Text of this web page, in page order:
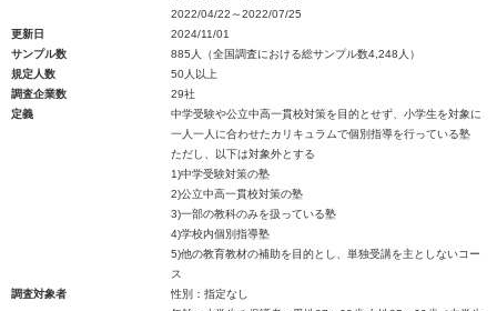
2022/04/22～2022/07/25
更新日
2024/11/01
サンプル数
885人（全国調査における総サンプル数4,248人）
規定人数
50人以上
調査企業数
29社
定義
中学受験や公立中高一貫校対策を目的とせず、小学生を対象に
一人一人に合わせたカリキュラムで個別指導を行っている塾
ただし、以下は対象外とする
1)中学受験対策の塾
2)公立中高一貫校対策の塾
3)一部の教科のみを扱っている塾
4)学校内個別指導塾
5)他の教育教材の補助を目的とし、単独受講を主としないコー
ス
調査対象者
性別：指定なし